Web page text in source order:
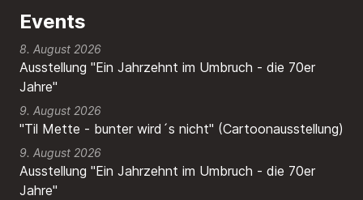
Events
8. August 2026
Ausstellung "Ein Jahrzehnt im Umbruch - die 70er
Jahre"
9. August 2026
"Til Mette - bunter wird´s nicht" (Cartoonausstellung)
9. August 2026
Ausstellung "Ein Jahrzehnt im Umbruch - die 70er
Jahre"